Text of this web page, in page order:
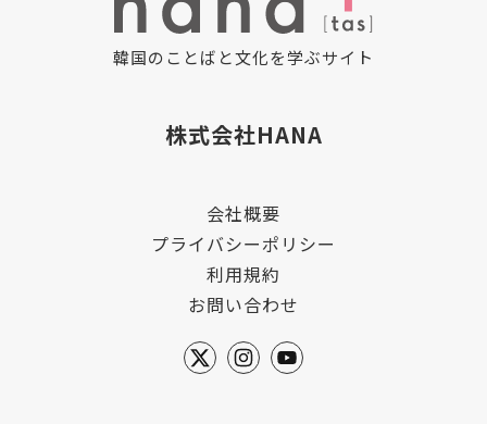
韓国のことばと文化を学ぶサイト
株式会社HANA
会社概要
プライバシーポリシー
利用規約
お問い合わせ